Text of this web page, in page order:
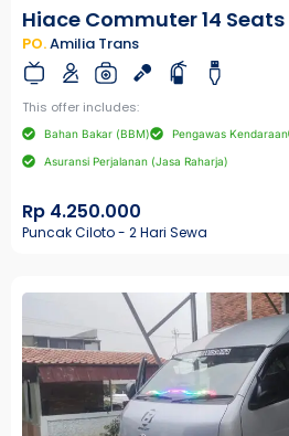
Hiace Commuter 14 Seats
PO.Amilia Trans
This offer includes:
Bahan Bakar (BBM) Pengawas Kendaraan
Asuransi Perjalanan (Jasa Raharja)
Rp 4.250.000
Puncak Ciloto - 2 Hari Sewa